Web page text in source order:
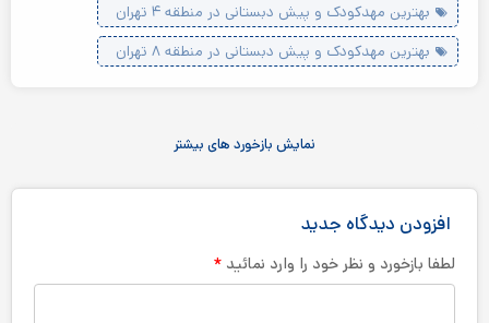
بهترین مهدکودک و پیش دبستانی در منطقه ۴ تهران
بهترین مهدکودک و پیش دبستانی در منطقه ۸ تهران
نمایش بازخورد های بیشتر
افزودن دیدگاه جدید
لطفا بازخورد و نظر خود را وارد نمائید *